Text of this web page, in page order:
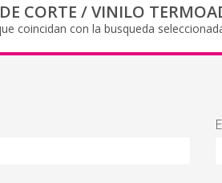
CORTE /VINILO
coincidan con la busqueda